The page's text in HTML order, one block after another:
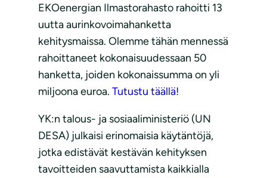
EKOenergian Ilmastorahasto rahoitti 13
uutta aurinkovoimahanketta
kehitysmaissa. Olemme tähän mennessä
rahoittaneet kokonaisuudessaan 50
hanketta, joiden kokonaissumma on yli
miljoona euroa. Tutustu täällä!
YK:n talous- ja sosiaaliministeriö (UN
DESA) julkaisi erinomaisia käytäntöjä,
jotka edistävät kestävän kehityksen
tavoitteiden saavuttamista kaikkialla